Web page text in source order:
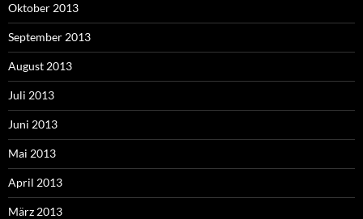
Oktober 2013
September 2013
August 2013
Juli 2013
Juni 2013
Mai 2013
April 2013
März 2013